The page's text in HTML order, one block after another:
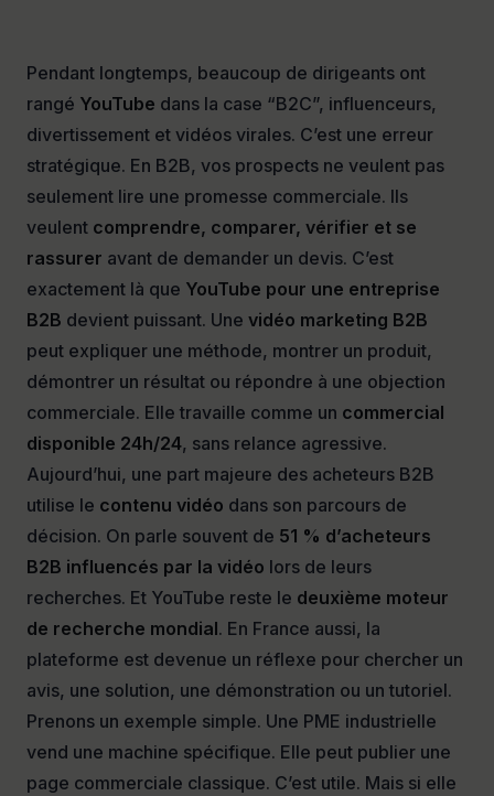
Pendant longtemps, beaucoup de dirigeants ont
rangé YouTube dans la case “B2C”, influenceurs,
divertissement et vidéos virales. C’est une erreur
stratégique. En B2B, vos prospects ne veulent pas
seulement lire une promesse commerciale. Ils
veulent comprendre, comparer, vérifier et se
rassurer avant de demander un devis. C’est
exactement là que YouTube pour une entreprise
B2B devient puissant. Une vidéo marketing B2B
peut expliquer une méthode, montrer un produit,
démontrer un résultat ou répondre à une objection
commerciale. Elle travaille comme un commercial
disponible 24h/24, sans relance agressive.
Aujourd’hui, une part majeure des acheteurs B2B
utilise le contenu vidéo dans son parcours de
décision. On parle souvent de 51 % d’acheteurs
B2B influencés par la vidéo lors de leurs
recherches. Et YouTube reste le deuxième moteur
de recherche mondial. En France aussi, la
plateforme est devenue un réflexe pour chercher un
avis, une solution, une démonstration ou un tutoriel.
Prenons un exemple simple. Une PME industrielle
vend une machine spécifique. Elle peut publier une
page commerciale classique. C’est utile. Mais si elle